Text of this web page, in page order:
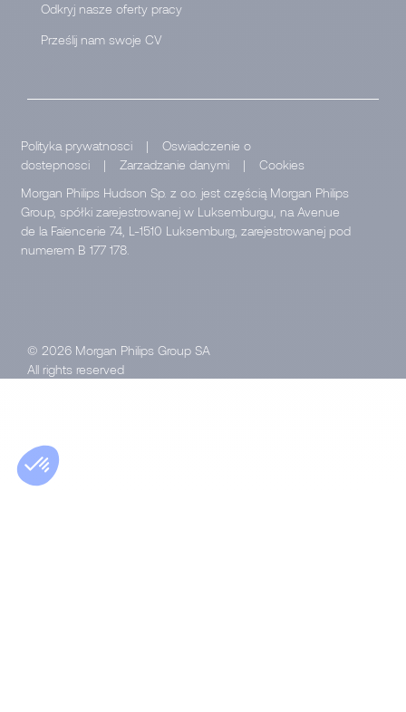
Odkryj nasze oferty pracy
Prześlij nam swoje CV
Polityka prywatnosci |
Oswiadczenie o
dostepnosci
| Zarzadzanie danymi |
Cookies
Morgan Philips Hudson Sp. z o.o. jest częścią Morgan Philips
Group, spółki zarejestrowanej w Luksemburgu, na Avenue
de la Faïencerie 74, L-1510 Luksemburg, zarejestrowanej pod
numerem B 177 178.
© 2026 Morgan Philips Group SA
All rights reserved